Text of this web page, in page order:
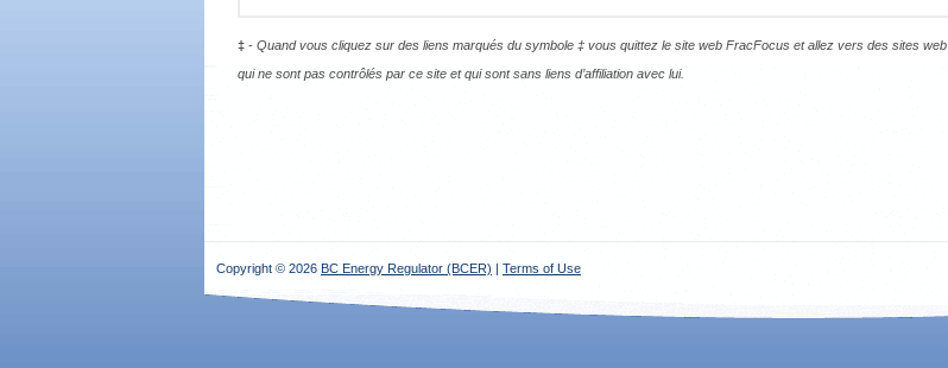
‡ - Quand vous cliquez sur des liens marqués du symbole ‡ vous quittez le site web FracFocus et allez vers des sites web
qui ne sont pas contrôlés par ce site et qui sont sans liens d’affiliation avec lui.
Copyright © 2026 BC Energy Regulator (BCER) | Terms of Use